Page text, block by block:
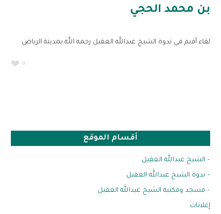
بن محمد الحجي
لقاء أقيم في ندوة الشيخ عبدالله العقيل رحمه الله بمدينة الرياض
0
أقسام الموقع
– الشيخ عبدالله العقيل
– ندوة الشيخ عبدالله العقيل
– مسجد ومكتبة الشيخ عبدالله العقيل
إعلانات